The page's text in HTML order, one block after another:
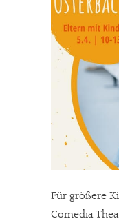
Für größere
Comedia